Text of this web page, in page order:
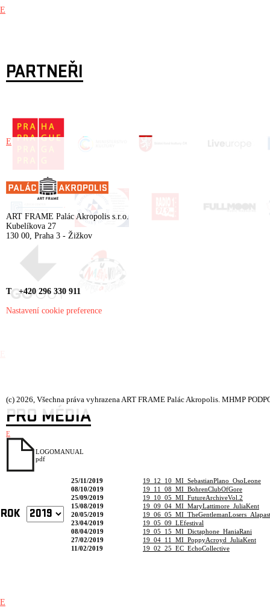
E
PARTNEŘI
PRO MÉDIA
E
LOGOMANUAL
pdf
ROK
25/11/2019
19_12_10_MI_SebastianPlano_OsoLeone
08/10/2019
19_11_08_MI_BohrenClubOfGore
25/09/2019
19_10_05_MI_FutureArchiveVol.2
15/08/2019
19_09_04_MI_MaryLattimore_JuliaKent
20/05/2019
23/04/2019
19_05_09_LEfestival
08/04/2019
19_05_15_MI_Dictaphone_HaniaRani
27/02/2019
19_04_11_MI_PoppyAcroyd_JuliaKent
11/02/2019
19_02_25_EC_EchoCollective
E
E
ART FRAME Palác Akropolis s.r.o.
Kubelíkova 27
130 00, Praha 3 - Žižkov
T +420 296 330 911
Nastavení cookie preference
(c) 2026, Všechna práva vyhrazena ART FRAME Palác Akropolis. MHMP